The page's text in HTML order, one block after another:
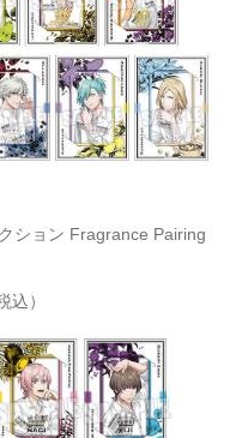
ション Fragrance Pairing
）